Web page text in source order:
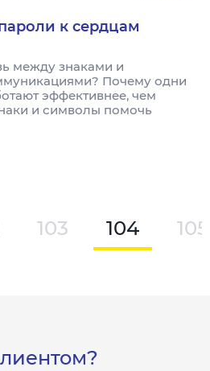
к сердцам
между знаками и
Почему одни
эффективнее, чем
и символы помочь
103 104 105